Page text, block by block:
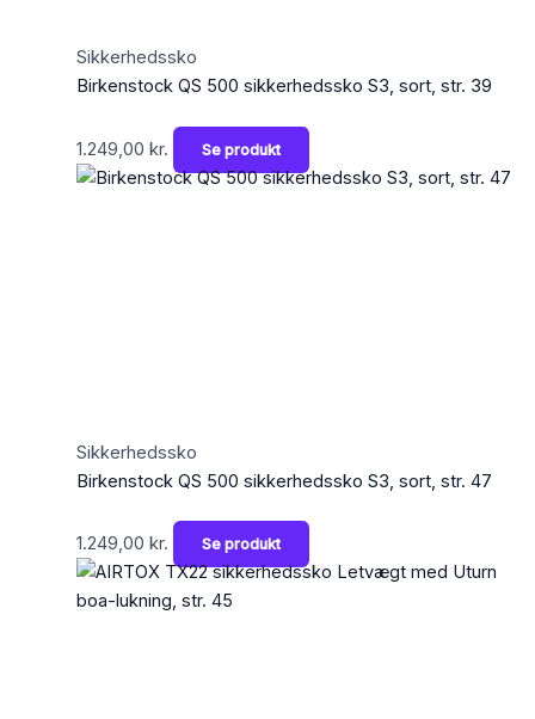
Sikkerhedssko
Birkenstock QS 500 sikkerhedssko S3, sort, str. 39
1.249,00 kr. Se produkt
Sikkerhedssko
Birkenstock QS 500 sikkerhedssko S3, sort, str. 47
1.249,00 kr. Se produkt